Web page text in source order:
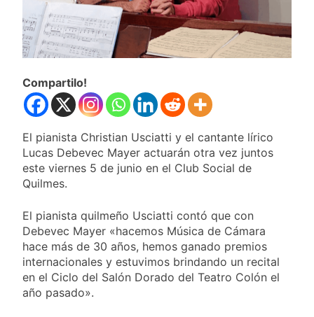
gratuita
Vozinha fue presentado
como nuevo refuerzo de
Colo Colo y promete dar
pelea por el arco
22 Horas Atrás
Los bonos y ADR
subir
Argentina respondió a Brasil
tras la rebaja diplomática y
atribuyó la medida a
diferencias ideológicas
1 Día Atrás
Cómo estará el clima
en Buenos Aires este
miércoles 5 de
Compartilo!
El pianista Christian Usciatti y el cantante lírico
Lucas Debevec Mayer actuarán otra vez juntos
este viernes 5 de junio en el Club Social de
Quilmes.
El pianista quilmeño Usciatti contó que con
Debevec Mayer «hacemos Música de Cámara
hace más de 30 años, hemos ganado premios
internacionales y estuvimos brindando un recital
en el Ciclo del Salón Dorado del Teatro Colón el
año pasado».